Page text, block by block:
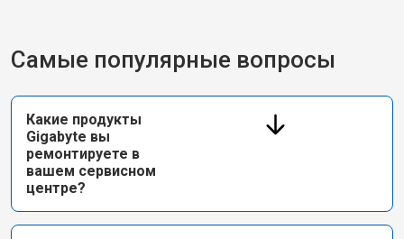
Самые популярные вопросы
Какие продукты
Gigabyte вы
ремонтируете в
вашем сервисном
центре?